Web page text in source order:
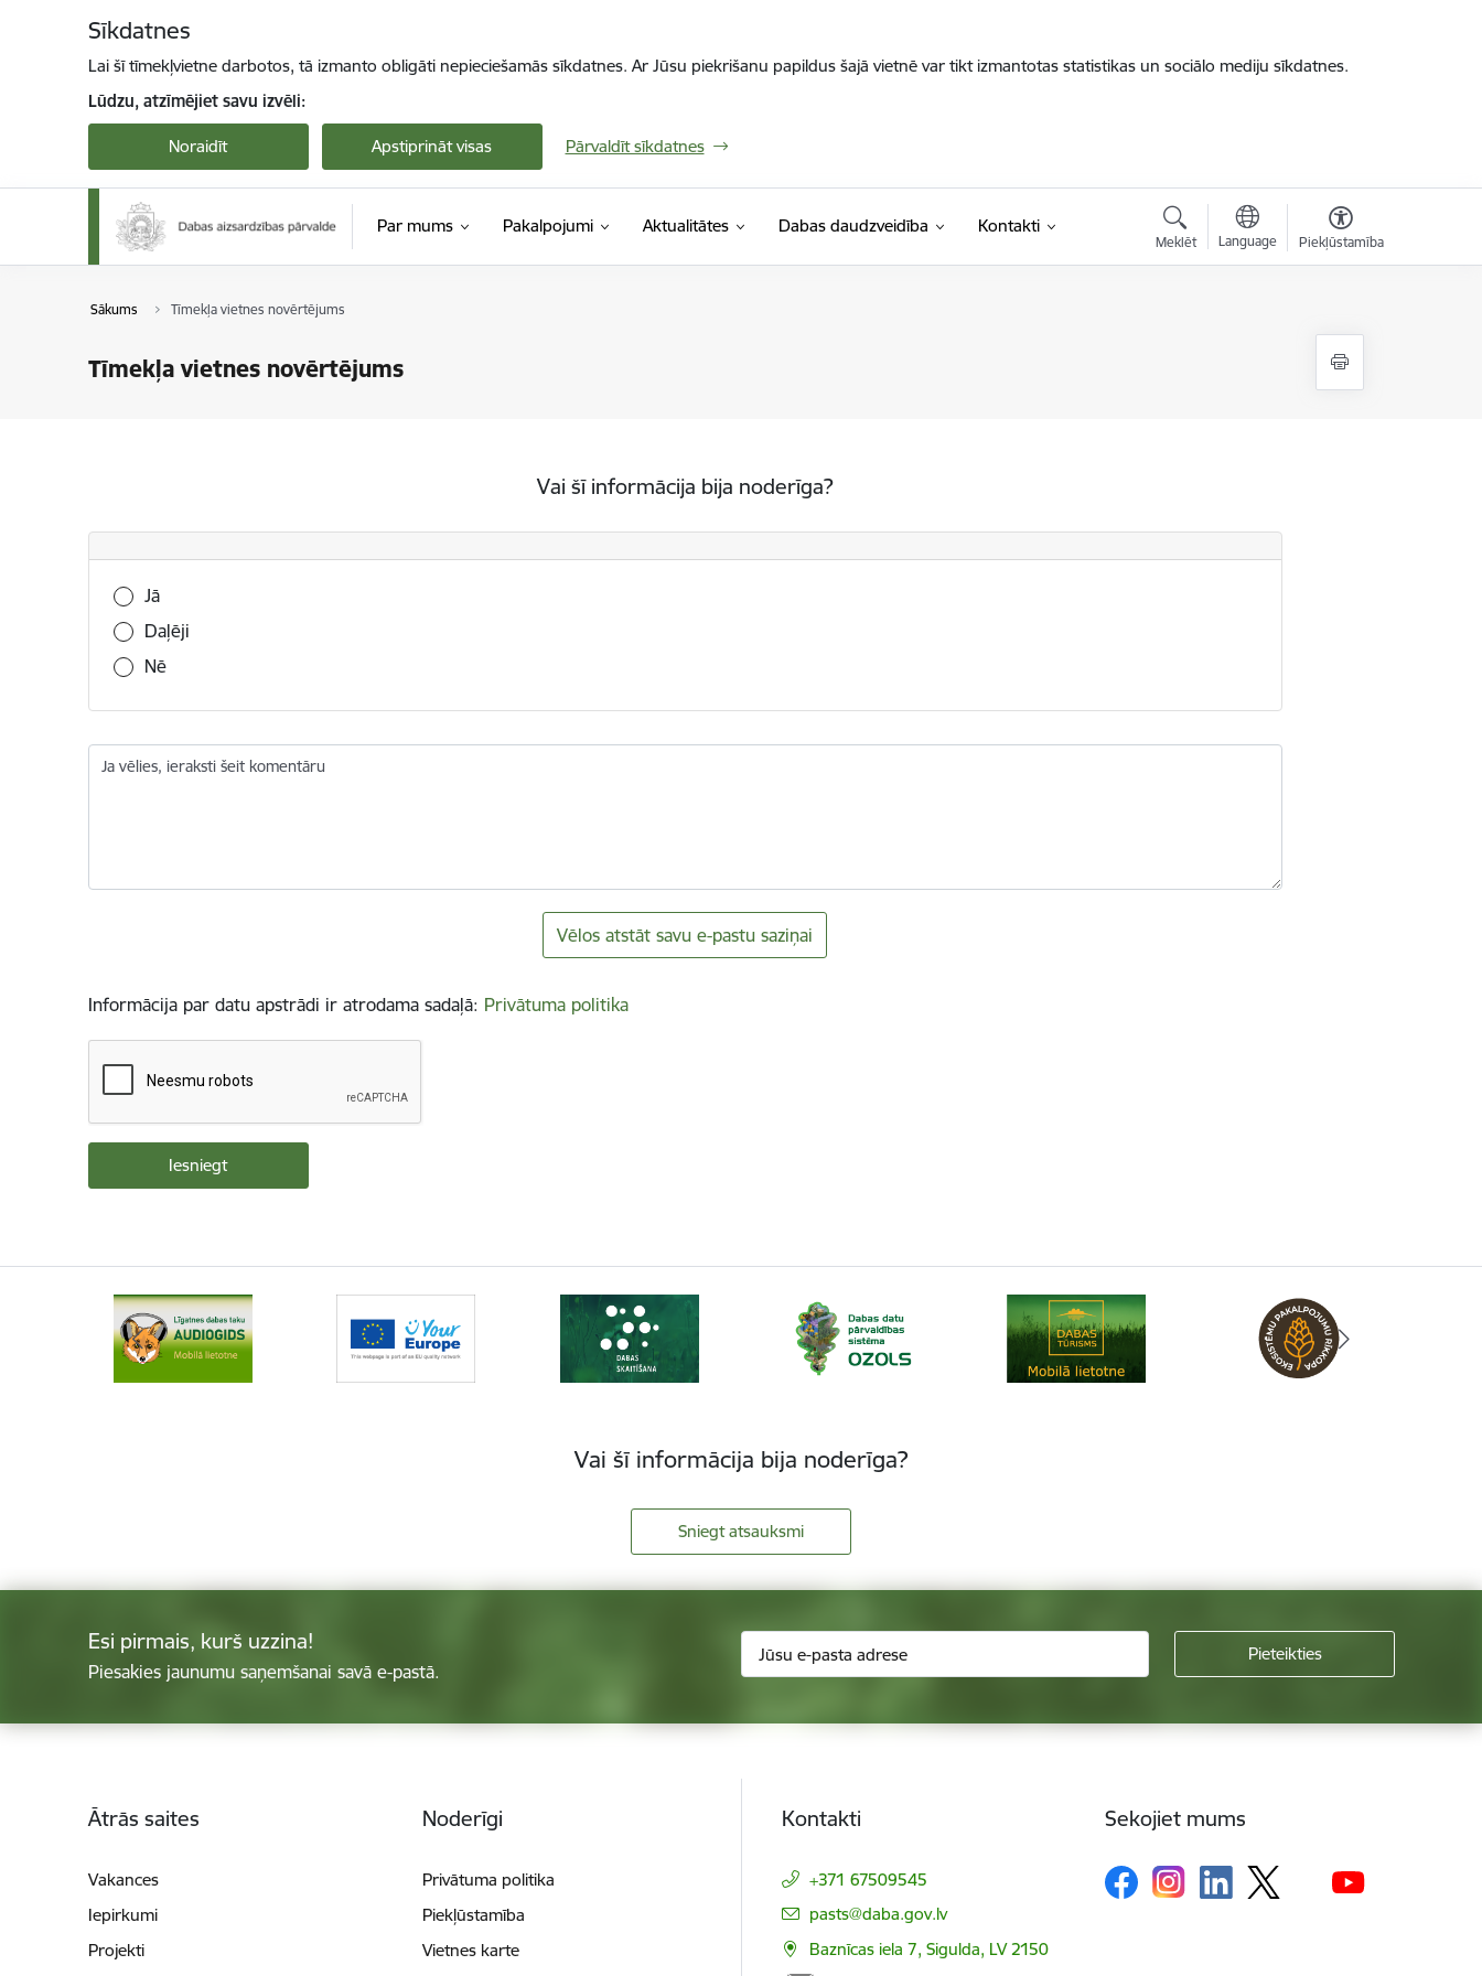
Sīkdatnes
Lai šī tīmekļvietne darbotos, tā izmanto obligāti nepieciešamās sīkdatnes. Ar Jūsu piekrišanu papildus šajā vietnē var tikt izmantotas statistikas un sociālo mediju sīkdatnes.
Lūdzu, atzīmējiet savu izvēli:
Noraidīt Apstiprināt visas Pārvaldīt sīkdatnes
Par mums Pakalpojumi Aktualitātes Dabas daudzveidība Kontakti
Meklēt Language Piekļūstamība
Sākums Tīmekļa vietnes novērtējums
Tīmekļa vietnes novērtējums
Vai šī informācija bija noderīga?
Vai šī informācija bija noderīga?
Jā
Daļēji
Nē
Ja vēlies, ieraksti šeit komentāru
Vēlos atstāt savu e-pastu saziņai
Informācija par datu apstrādi ir atrodama sadaļā: Privātuma politika
Vai šī informācija bija noderīga?
Sniegt atsauksmi
Esi pirmais, kurš uzzina!
Piesakies jaunumu saņemšanai savā e-pastā.
Ātrās saites
Vakances
Iepirkumi
Projekti
Noderīgi
Privātuma politika
Piekļūstamība
Vietnes karte
Kontakti
+371 67509545
E-pasts:
pasts@daba.gov.lv
Baznīcas iela 7, Sigulda, LV 2150
Sekojiet mums